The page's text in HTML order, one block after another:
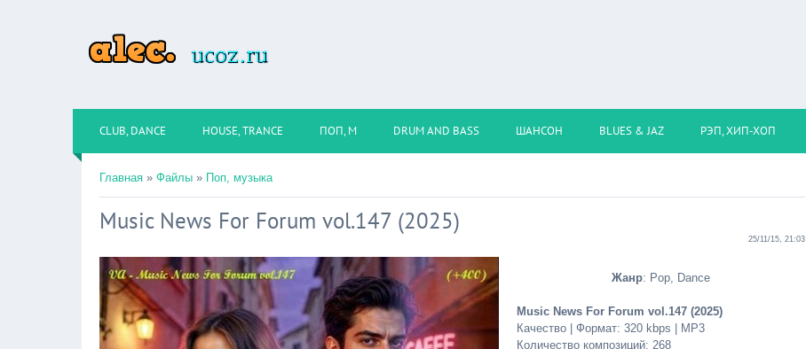
CLUB, DANCE HOUSE, TRANCE ПОП, М DRUM AND BASS ШАНСОН BLUES & JAZ РЭП, ХИП-ХОП
Главная » Файлы » Поп, музыка
Music News For Forum vol.147 (2025)
25/11/15, 21:03
Жанр: Pop, Dance
Music News For Forum vol.147 (2025)
Качество | Формат: 320 kbps | MP3
Количество композиций: 268